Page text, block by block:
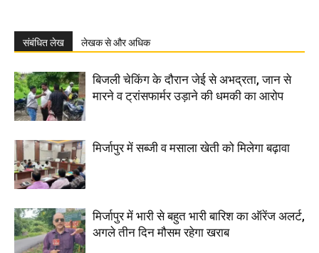
संबंधित लेख लेखक से और अधिक
बिजली चेकिंग के दौरान जेई से अभद्रता, जान से
मारने व ट्रांसफार्मर उड़ाने की धमकी का आरोप
मिर्जापुर में सब्जी व मसाला खेती को मिलेगा बढ़ावा
मिर्जापुर में भारी से बहुत भारी बारिश का ऑरेंज अलर्ट,
अगले तीन दिन मौसम रहेगा खराब